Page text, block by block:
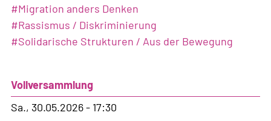
#Migration anders Denken
#Rassismus / Diskriminierung
#Solidarische Strukturen / Aus der Bewegung
Vollversammlung
Sa., 30.05.2026 - 17:30